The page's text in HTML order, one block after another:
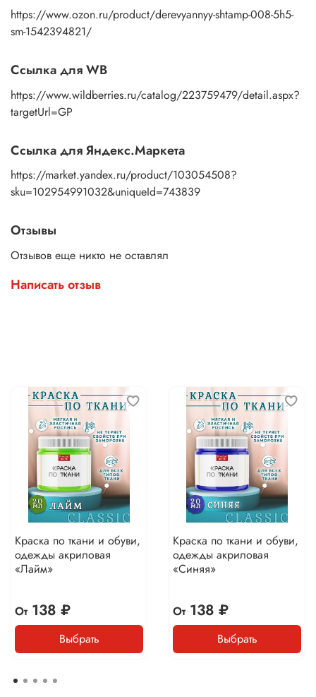
https://www.ozon.ru/product/derevyannyy-shtamp-008-5h5-
sm-1542394821/
Ссылка для WB
https://www.wildberries.ru/catalog/223759479/detail.aspx?
targetUrl=GP
Ссылка для Яндекс.Маркета
https://market.yandex.ru/product/103054508?
sku=102954991032&uniqueId=743839
Отзывы
Отзывов еще никто не оставлял
Написать отзыв
Краска по ткани и обуви,
одежды акриловая
«Лайм»
От138 ₽
Выбрать
Краска по ткани и обуви,
одежды акриловая
«Синяя»
От138 ₽
Выбрать